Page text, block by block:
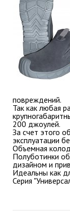
повреждений.
Так как любая
200 джоулей.
За счет этого
эксплуатации
Объемная
Полуботинки
дизайном и
Идеальны как
Серия